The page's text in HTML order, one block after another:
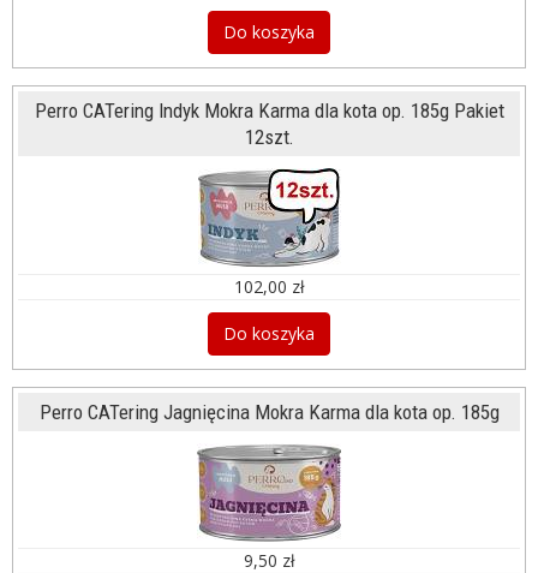
Do koszyka
Perro CATering Indyk Mokra Karma dla kota op. 185g Pakiet
12szt.
102,00 zł
Do koszyka
Perro CATering Jagnięcina Mokra Karma dla kota op. 185g
9,50 zł